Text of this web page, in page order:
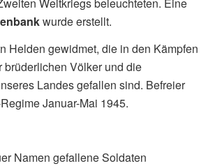
wurde erstellt.
Helden gewidmet, die in den Kämpfen
brüderlichen Völker und die
Landes gefallen sind. Befreier
Januar-Mai 1945.
Namen gefallene Soldaten